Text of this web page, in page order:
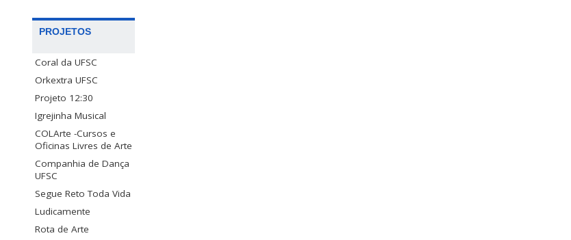
PROJETOS
Coral da UFSC
Orkextra UFSC
Projeto 12:30
Igrejinha Musical
COLArte -Cursos e
Oficinas Livres de Arte
Companhia de Dança
UFSC
Segue Reto Toda Vida
Ludicamente
Rota de Arte